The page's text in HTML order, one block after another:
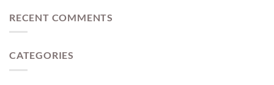
મિલન
ચાર
RECENT COMMENTS
CATEGORIES